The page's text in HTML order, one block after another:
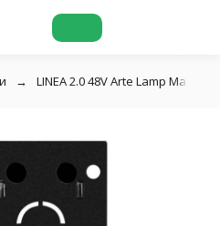
LINEA 2.0 48V Arte Lamp